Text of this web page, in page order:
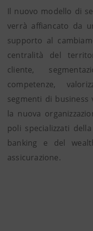
Il nuovo modello di
verrà affiancato da
supporto al
centralità del
cliente,
competenze,
segmenti di
la nuova
poli specializzati
banking e del
assicurazione.